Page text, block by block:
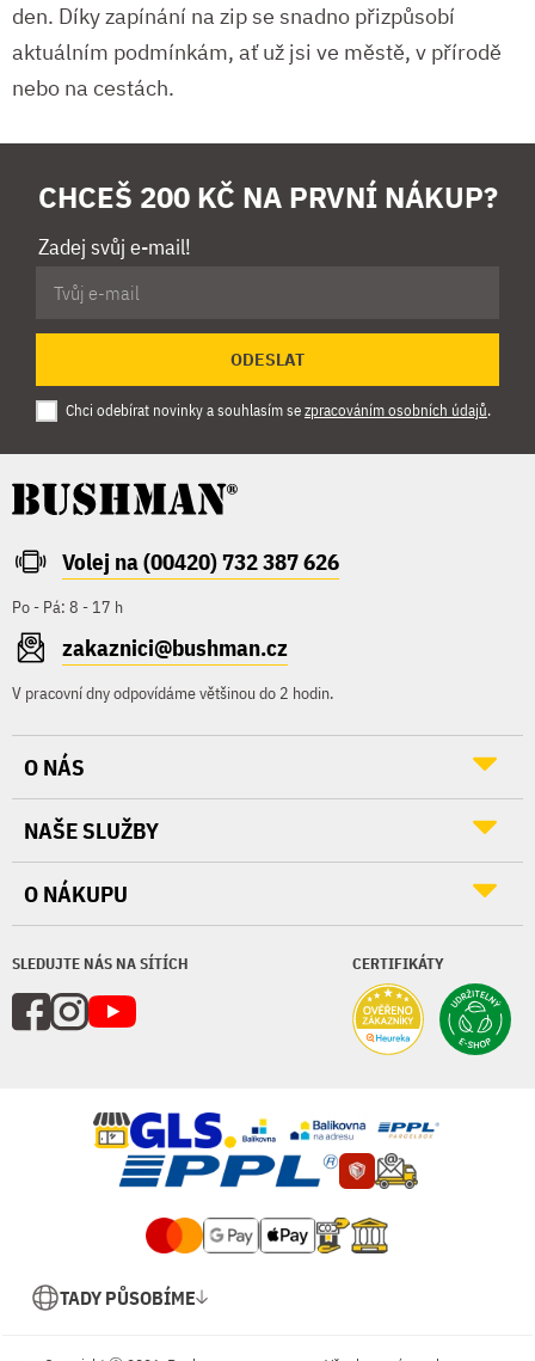
den. Díky zapínání na zip se snadno přizpůsobí
aktuálním podmínkám, ať už jsi ve městě, v přírodě
nebo na cestách.
CHCEŠ 200 KČ NA PRVNÍ NÁKUP?
Zadej svůj e-mail!
ODESLAT
Chci odebírat novinky a souhlasím sezpracováním osobních údajů.
Volej na (00420) 732 387 626
Po - Pá: 8 - 17 h
zakaznici@bushman.cz
V pracovní dny odpovídáme většinou do 2 hodin.
SLEDUJTE NÁS NA SÍTÍCH CERTIFIKÁTY
O NÁS
NAŠE SLUŽBY
O NÁKUPU
TADY PŮSOBÍME